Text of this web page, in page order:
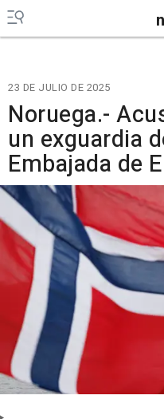
23 DE JULIO DE 2025
Noruega.-
un exguardia
Embajada de